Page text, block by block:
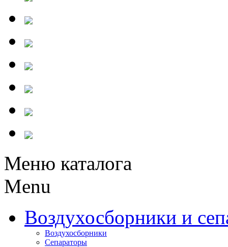
Меню каталога
Menu
Воздухосборники и
Воздухосборники
Сепараторы